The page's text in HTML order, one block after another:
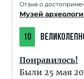
Отзыв о
Музей
10
Понравилось!
Были 25 мая